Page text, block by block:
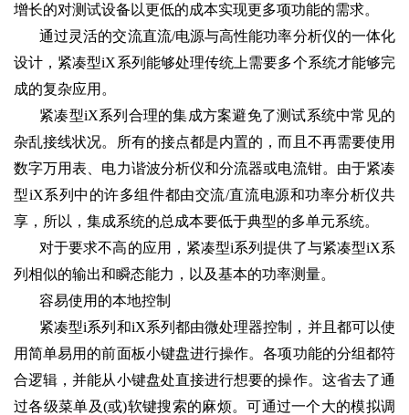
增长的对测试设备以更低的成本实现更多项功能的需求。
通过灵活的交流直流/电源与高性能功率分析仪的一体化
设计，紧凑型iX系列能够处理传统上需要多个系统才能够完
成的复杂应用。
紧凑型iX系列合理的集成方案避免了测试系统中常见的
杂乱接线状况。所有的接点都是内置的，而且不再需要使用
数字万用表、电力谐波分析仪和分流器或电流钳。由于紧凑
型iX系列中的许多组件都由交流/直流电源和功率分析仪共
享，所以，集成系统的总成本要低于典型的多单元系统。
对于要求不高的应用，紧凑型i系列提供了与紧凑型iX系
列相似的输出和瞬态能力，以及基本的功率测量。
容易使用的本地控制
紧凑型i系列和iX系列都由微处理器控制，并且都可以使
用简单易用的前面板小键盘进行操作。各项功能的分组都符
合逻辑，并能从小键盘处直接进行想要的操作。这省去了通
过各级菜单及(或)软键搜索的麻烦。可通过一个大的模拟调